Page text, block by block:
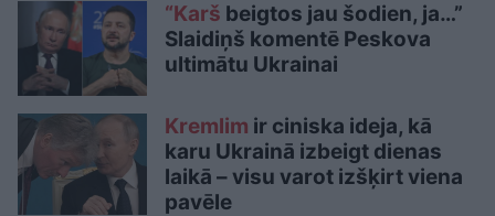
“Karš beigtos jau šodien, ja…”
Slaidiņš komentē Peskova
ultimātu Ukrainai
Kremlim ir ciniska ideja, kā
karu Ukrainā izbeigt dienas
laikā – visu varot izšķirt viena
pavēle